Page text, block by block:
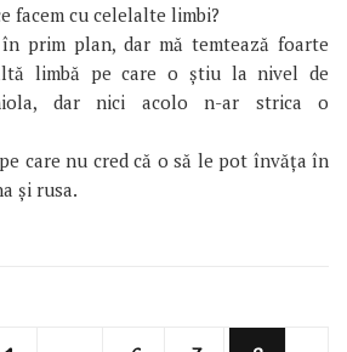
facem cu celelalte limbi?
prim plan, dar mă temtează foarte
limbă pe care o știu la nivel de
dar nici acolo n-ar strica o
care nu cred că o să le pot învăța în
și rusa.